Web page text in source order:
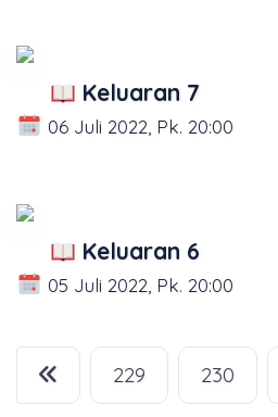
Keluaran 7
06 Juli 2022, Pk. 20:00
Keluaran 6
05 Juli 2022, Pk. 20:00
229 230